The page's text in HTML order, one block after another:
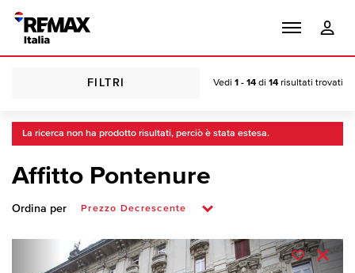
FILTRI Vedi 1 - 14di 14risultati trovati
La ricerca non ha prodotto risultati, perciò è stata estesa.
Affitto Pontenure
Ordina per